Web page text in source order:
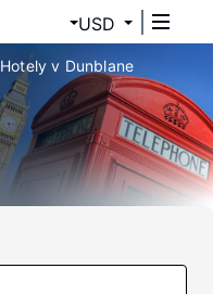
USD
Hotely v Dunblane